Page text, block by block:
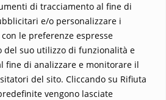
di tracciamento al fine di
e/o personalizzare i
le preferenze espresse
suo utilizzo di funzionalità e
fine di analizzare e monitorare il
del sito. Cliccando su Rifiuta
vengono lasciate
Contatti